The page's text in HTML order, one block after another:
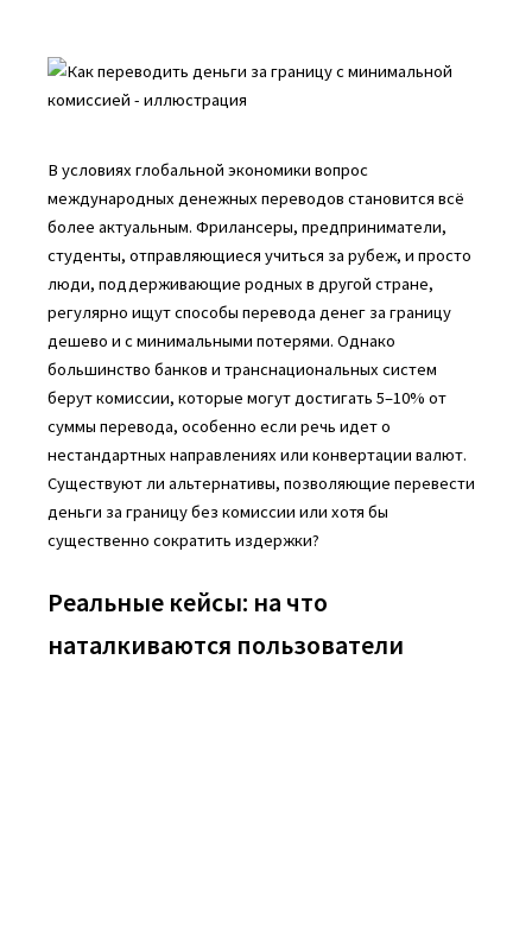
В условиях глобальной экономики вопрос
международных денежных переводов становится всё
более актуальным. Фрилансеры, предприниматели,
студенты, отправляющиеся учиться за рубеж, и просто
люди, поддерживающие родных в другой стране,
регулярно ищут способы перевода денег за границу
дешево и с минимальными потерями. Однако
большинство банков и транснациональных систем
берут комиссии, которые могут достигать 5–10% от
суммы перевода, особенно если речь идет о
нестандартных направлениях или конвертации валют.
Существуют ли альтернативы, позволяющие перевести
деньги за границу без комиссии или хотя бы
существенно сократить издержки?
Реальные кейсы: на что
наталкиваются пользователи